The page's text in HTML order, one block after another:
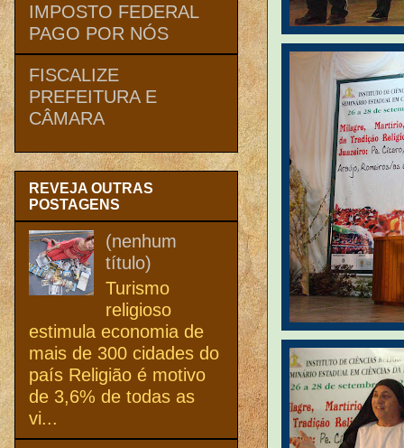
IMPOSTO FEDERAL
PAGO POR NÓS
FISCALIZE
PREFEITURA E
CÂMARA
REVEJA OUTRAS
POSTAGENS
(nenhum
título)
Turismo
religioso
estimula economia de
mais de 300 cidades do
país Religião é motivo
de 3,6% de todas as
vi...